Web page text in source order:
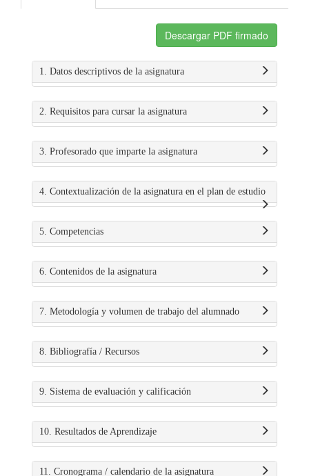
Descargar PDF firmado
1. Datos descriptivos de la asignatura
2. Requisitos para cursar la asignatura
3. Profesorado que imparte la asignatura
4. Contextualización de la asignatura en el plan de estudio
5. Competencias
6. Contenidos de la asignatura
7. Metodología y volumen de trabajo del alumnado
8. Bibliografía / Recursos
9. Sistema de evaluación y calificación
10. Resultados de Aprendizaje
11. Cronograma / calendario de la asignatura